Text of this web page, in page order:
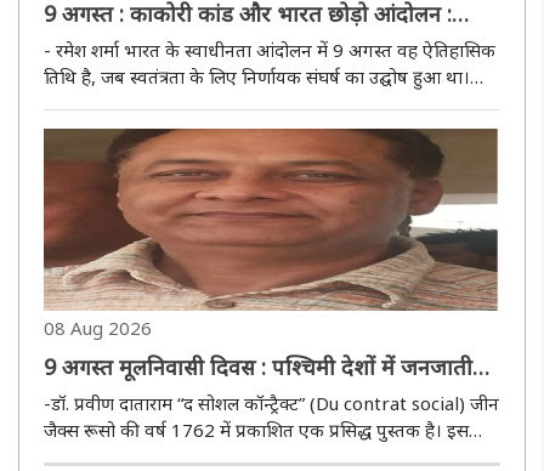
9 अगस्त : काकोरी कांड और भारत छोड़ो आंदोलन :
स्वाधीनता के सूर्योदय के लिए निर्णायक आंदोलन का
उद्घोष
- रमेश शर्मा भारत के स्वाधीनता आंदोलन में 9 अगस्त वह ऐतिहासिक
तिथि है, जब स्वतंत्रता के लिए निर्णायक संघर्ष का उद्घोष हुआ था।
इसलिए इसे अगस्त क्रांति कहा जाता है। स्वाधीनता आंदोलन के
इतिहास में यह 9 अगस्त की तिथि दो महत्वपूर्ण स्मृतियों से जुड़ी..
08 Aug 2026
9 अगस्त मूलनिवासी दिवस : पश्चिमी देशों में जनजातीय
नरसंहार का स्मरण दिवस
-डॉ. प्रवीण दाताराम “द सोशल कॉन्ट्रैक्ट” (Du contrat social) जीन
जैक्स रूसो की वर्ष 1762 में प्रकाशित एक प्रसिद्ध पुस्तक है। इस
पुस्तक की प्रथम पंक्ति है—“मनुष्य स्वतंत्र पैदा हुआ था, और अब वह